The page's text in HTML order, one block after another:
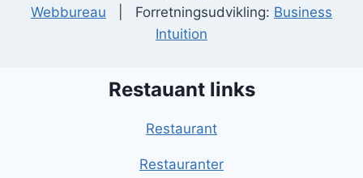
Webbureau | Forretningsudvikling: Business
Intuition
Restauant links
Restaurant
Restauranter